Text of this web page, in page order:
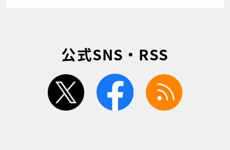
公式SNS・RSS
twitter facebook